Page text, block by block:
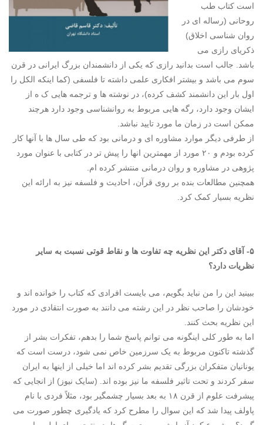
است کتاب طب
روحانی (رساله ای در
روان شناسی اخلاق)
ذکریای رازی می
باشد. جالب است بدانید رازی که یکی از دانشمندان بزرگ ایرانی در قرن
سوم می باشد و بیشتر افکاری علمی داشته تا فلسفی (کما اینکه الکل را
اول بار این دانشمند کشف کرده)، در نوشته ها و ترجمه هایی ک ه از
ایشان وجود دارد، رگه هایی مربوط به روانشناسی وجود دارد هرچند
ممکن است در زمان ما مورد تایید نباشد.
از طرفی دیگر موارد مشاوره ای و درمانی بود که طی سال ها با آنها کار
کرده بودم و ۲۰ مورد از مهمترین انها را پیش تر در کتابی با عنوان مورد
پژوهی در مشاوره و روان درمانی منتشر کرده ام.
همچنین مطالعات بنده بر روی قرآن، احادیث و فلسفه نیز به ارائه این
نظریه بسیار کمک کرد.
۵- آقای دکتر این نظریه چه تفاوت ها و نقاط قوتی نسبت به سایر
نظریات دارد؟
ببینید این را من نباید بگویم، می بایست افرادی که کتاب را خوانده اند و
خودشان را صاحب نظر در این رشته می دانند به صورت انتقادی در مورد
این نظریه بحث کنند.
اما به طور کلی اینگونه می توانم پاسخ شما را بدهم، تفکرات بشر از
گذشته تاکنون مربوط به یک سرزمین خاص نمی شود، درست است که
یونانیان متفکران بزرگی تقدیم بشر کرده اند اما خیلی از اینها به ایران
سفر کردند و تحت تاثیر فلسفه ما نیز بوده اند. (سایک نیوز) از انجایی که
پیشرفت علوم از قرن ۱۸ به بعد بسیار چشمگیر بود، مثلاً فردی با نام
پاولف پیدا شد که این سوال را مطرح کرد که یادگیری چطور صورت می